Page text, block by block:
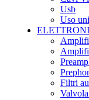
Usb
Uso
Filtri